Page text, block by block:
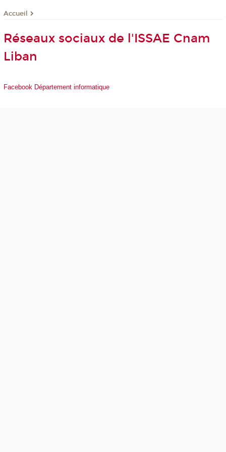
Accueil
Réseaux sociaux de l'ISSAE Cnam
Liban
Facebook Département informatique